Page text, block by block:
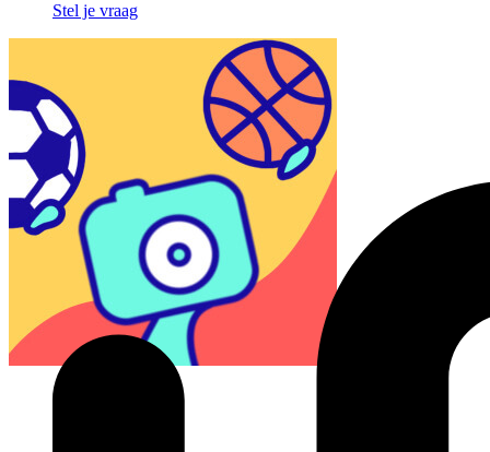
Stel je vraag